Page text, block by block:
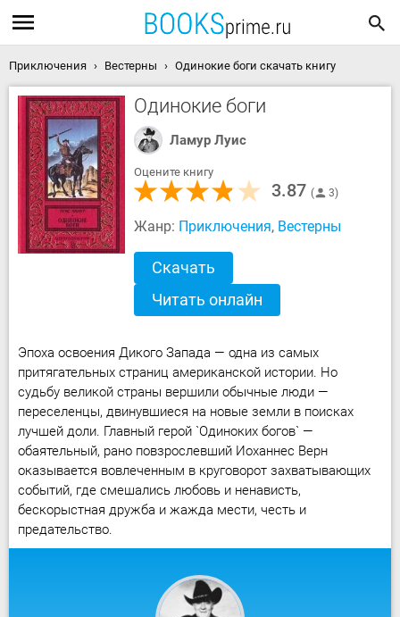
Приключения Вестерны Одинокие боги скачать книгу
Одинокие боги
Ламур Луис
Оцените книгу
3.87 3
Жанр: Приключения, Вестерны
Скачать
Читать онлайн
Эпоха освоения Дикого Запада — одна из самых
притягательных страниц американской истории. Но
судьбу великой страны вершили обычные люди —
переселенцы, двинувшиеся на новые земли в поисках
лучшей доли. Главный герой `Одиноких богов` —
обаятельный, рано повзрослевший Иоханнес Верн
оказывается вовлеченным в круговорот захватывающих
событий, где смешались любовь и ненависть,
бескорыстная дружба и жажда мести, честь и
предательство.